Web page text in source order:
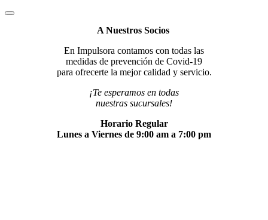
A Nuestros Socios
En Impulsora contamos con todas las
medidas de prevención de Covid-19
para ofrecerte la mejor calidad y servicio.
¡Te esperamos en todas
nuestras sucursales!
Horario Regular
Lunes a Viernes de 9:00 am a 7:00 pm